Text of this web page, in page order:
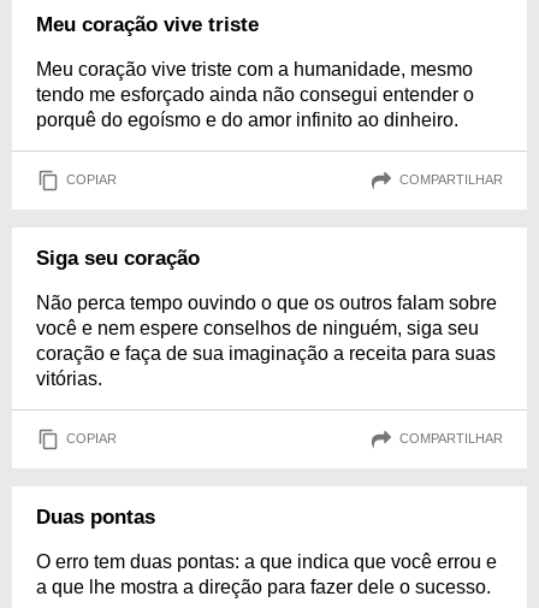
Meu coração vive triste
Meu coração vive triste com a humanidade, mesmo
tendo me esforçado ainda não consegui entender o
porquê do egoísmo e do amor infinito ao dinheiro.
COPIAR COMPARTILHAR
Siga seu coração
Não perca tempo ouvindo o que os outros falam sobre
você e nem espere conselhos de ninguém, siga seu
coração e faça de sua imaginação a receita para suas
vitórias.
COPIAR COMPARTILHAR
Duas pontas
O erro tem duas pontas: a que indica que você errou e
a que lhe mostra a direção para fazer dele o sucesso.